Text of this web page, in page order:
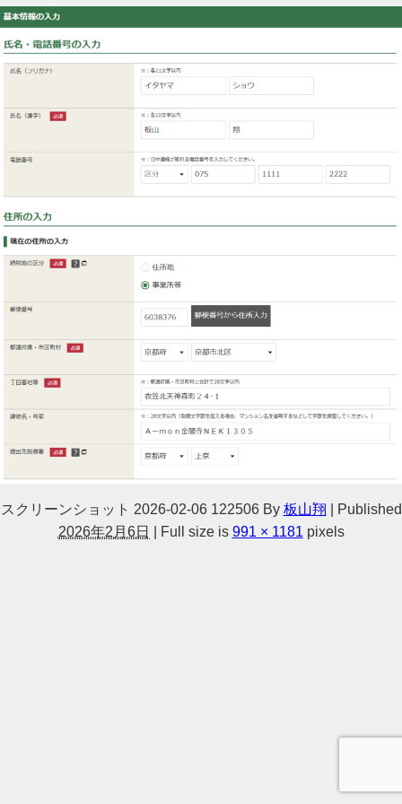
スクリーンショット 2026-02-06 122506 By 板山翔
Published
2026年2月6日
Full size is 991 × 1181 pixels